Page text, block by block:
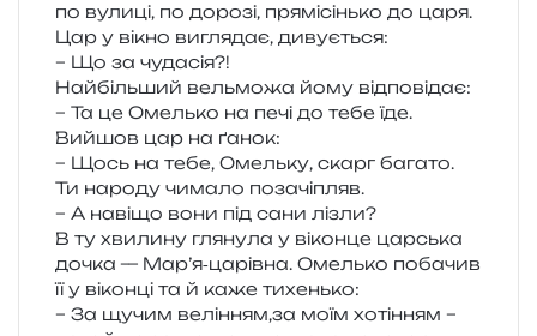
по вули­ці, по доро­зі, пря­мі­сінь­ко до царя.
Цар у вікно вигля­дає, дивується:
– Що за чудасія?!
Найбільший вель­мо­жа йому відповідає:
– Та це Омелько на печі до тебе їде.
Вийшов цар на ґанок:
– Щось на тебе, Омельку, скарг бага­то.
Ти наро­ду чима­ло позачіпляв.
– А наві­що вони під сани лізли?
В ту хви­ли­ну гля­ну­ла у вікон­це цар­ська
дочка — Мар’я‑царівна. Омелько поба­чив
її у вікон­ці та й каже тихенько:
– За щучим велінням,за моїм хоті­н­ням –